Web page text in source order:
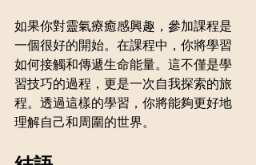
如果你對靈氣療癒感興趣，參加課程是
一個很好的開始。在課程中，你將學習
如何接觸和傳遞生命能量。這不僅是學
習技巧的過程，更是一次自我探索的旅
程。透過這樣的學習，你將能夠更好地
理解自己和周圍的世界。